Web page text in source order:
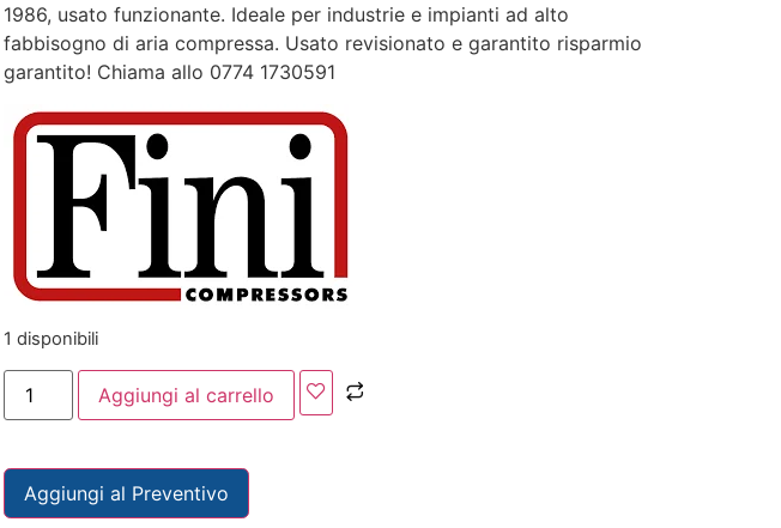
1986, usato funzionante. Ideale per industrie e impianti ad alto
fabbisogno di aria compressa. Usato revisionato e garantito risparmio
garantito! Chiama allo 0774 1730591
1 disponibili
Aggiungi al carrello
Aggiungi al Preventivo